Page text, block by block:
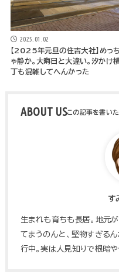
2025.01.02
【2025年元旦の住吉大社】めっち
ゃ静か。大晦日と大違い。汐かけ
丁も混雑してへんかった
ABOUT US
す
生まれも育ちも長居。地元
てまうのんと、堅物すぎるん
行中。実は人見知りで根暗